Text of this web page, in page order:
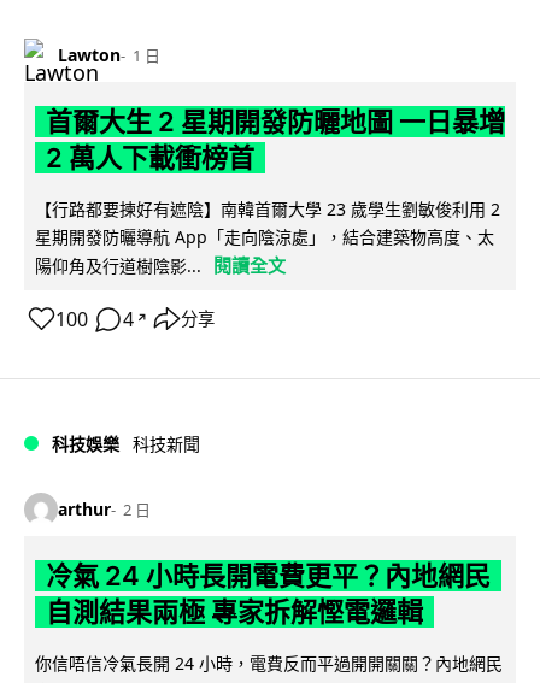
Lawton 1 日
首爾大生 2 星期開發防曬地圖 一日暴增
2 萬人下載衝榜首
【行路都要揀好有遮陰】南韓首爾大學 23 歲學生劉敏俊利用 2
星期開發防曬導航 App「走向陰涼處」，結合建築物高度、太
陽仰角及行道樹陰影...
閱讀全文
100 4 ↗ 分享
科技娛樂 科技新聞
arthur 2 日
冷氣 24 小時長開電費更平？內地網民
自測結果兩極 專家拆解慳電邏輯
你信唔信冷氣長開 24 小時，電費反而平過開開關關？內地網民